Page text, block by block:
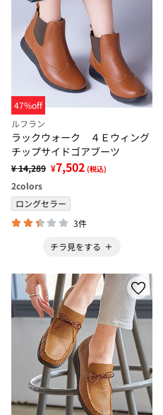
47%off
ルフラン
ラックウォーク ４Ｅウィング
チップサイドゴアブーツ
¥ 14,289 ¥7,502 (税込)
2colors
ロングセラー
3件
チラ見をする